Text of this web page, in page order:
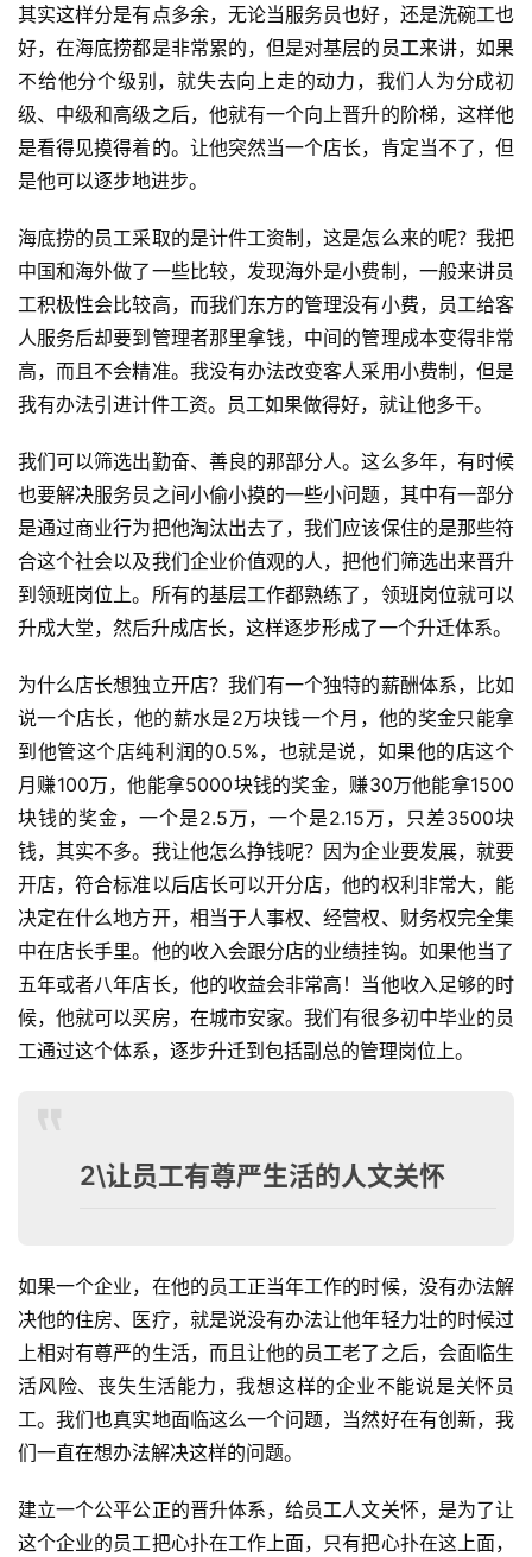
其实这样分是有点多余，无论当服务员也好，还是洗碗工也
好，在海底捞都是非常累的，但是对基层的员工来讲，如果
不给他分个级别，就失去向上走的动力，我们人为分成初
级、中级和高级之后，他就有一个向上晋升的阶梯，这样他
是看得见摸得着的。让他突然当一个店长，肯定当不了，但
是他可以逐步地进步。
海底捞的员工采取的是计件工资制，这是怎么来的呢？我把
中国和海外做了一些比较，发现海外是小费制，一般来讲员
工积极性会比较高，而我们东方的管理没有小费，员工给客
人服务后却要到管理者那里拿钱，中间的管理成本变得非常
高，而且不会精准。我没有办法改变客人采用小费制，但是
我有办法引进计件工资。员工如果做得好，就让他多干。
我们可以筛选出勤奋、善良的那部分人。这么多年，有时候
也要解决服务员之间小偷小摸的一些小问题，其中有一部分
是通过商业行为把他淘汰出去了，我们应该保住的是那些符
合这个社会以及我们企业价值观的人，把他们筛选出来晋升
到领班岗位上。所有的基层工作都熟练了，领班岗位就可以
升成大堂，然后升成店长，这样逐步形成了一个升迁体系。
为什么店长想独立开店？我们有一个独特的薪酬体系，比如
说一个店长，他的薪水是2万块钱一个月，他的奖金只能拿
到他管这个店纯利润的0.5%，也就是说，如果他的店这个
月赚100万，他能拿5000块钱的奖金，赚30万他能拿1500
块钱的奖金，一个是2.5万，一个是2.15万，只差3500块
钱，其实不多。我让他怎么挣钱呢？因为企业要发展，就要
开店，符合标准以后店长可以开分店，他的权利非常大，能
决定在什么地方开，相当于人事权、经营权、财务权完全集
中在店长手里。他的收入会跟分店的业绩挂钩。如果他当了
五年或者八年店长，他的收益会非常高！当他收入足够的时
候，他就可以买房，在城市安家。我们有很多初中毕业的员
工通过这个体系，逐步升迁到包括副总的管理岗位上。
2\让员工有尊严生活的人文关怀
如果一个企业，在他的员工正当年工作的时候，没有办法解
决他的住房、医疗，就是说没有办法让他年轻力壮的时候过
上相对有尊严的生活，而且让他的员工老了之后，会面临生
活风险、丧失生活能力，我想这样的企业不能说是关怀员
工。我们也真实地面临这么一个问题，当然好在有创新，我
们一直在想办法解决这样的问题。
建立一个公平公正的晋升体系，给员工人文关怀，是为了让
这个企业的员工把心扑在工作上面，只有把心扑在这上面，